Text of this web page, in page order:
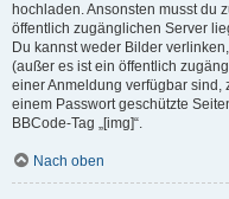
hochladen. Ansonsten musst du
öffentlich zugänglichen Server
Du kannst weder Bilder
(außer es ist ein öffentlich
einer Anmeldung verfügbar sind,
einem Passwort geschützte
BBCode-Tag „[img]“.
Nach oben